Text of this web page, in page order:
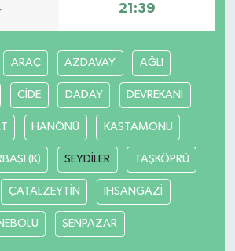
21:39
ARAÇ AZDAVAY AĞLI
CİDE DADAY DEVREKANİ
HANÖNÜ KASTAMONU
(K) SEYDİLER TAŞKÖPRÜ
ÇATALZEYTİN İHSANGAZİ
ŞENPAZAR